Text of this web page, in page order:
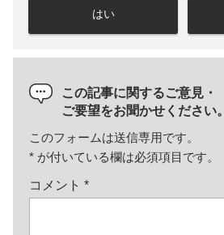
はい
この記事に関するご意見・
ご要望をお聞かせください。
このフォームは送信専用です。
* が付いている欄は必須項目です。
コメント *